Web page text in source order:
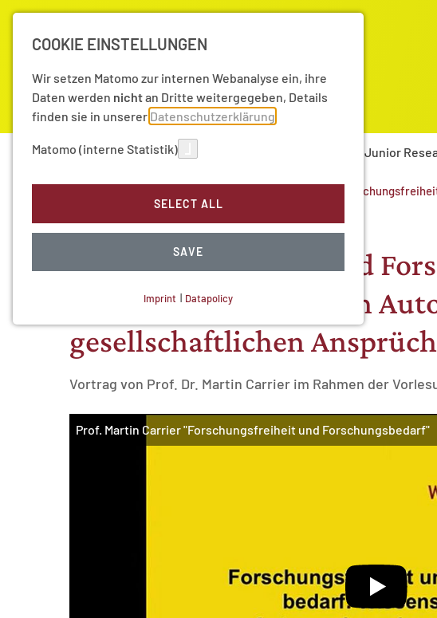
Academy Junior
06/11/2015
Forschungsfreiheit und
Wissenschaft zwischen
gesellschaftlichen
Vortrag von Prof. Dr. Martin Carrier im Rahmen der
Prof. Martin Carrier "Forschungsfreiheit und Forschungsbedarf"
COOKIE EINSTELLUNGEN
Wir setzen Matomo zur internen Webanalyse ein, ihre
Daten werden nichtan Dritte weitergegeben, Details
finden sie in unserer Datenschutzerklärung
Matomo (interne Statistik)
SELECT ALL
SAVE
MATOMO (INTERNE STATISTIK)
Diese Informationen helfen uns zu verstehen, wie
unsere Besucher unsere Website nutzen.
Imprint | Datapolicy